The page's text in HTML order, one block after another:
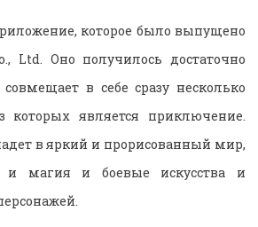
которое было выпущено
Ltd. Оно получилось достаточно
в себе сразу несколько
является приключение.
в яркий и прорисованный мир,
и магия и боевые искусства и